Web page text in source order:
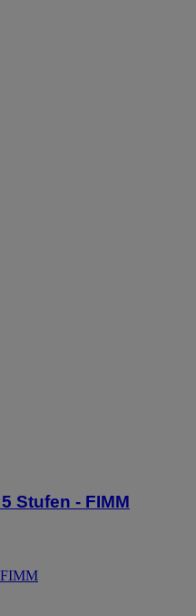
Stufen - FIMM
FIMM